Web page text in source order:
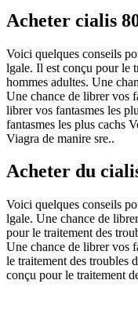
Acheter cialis
Voici quelques conseils
lgale. Il est conçu pour le
hommes adultes. Une
Une chance de librer vos
librer vos fantasmes les
fantasmes les plus cachs
Viagra de manire sre..
Acheter du
Voici quelques conseils
lgale. Une chance de
pour le traitement des
Une chance de librer vos
le traitement des troubles
conçu pour le traitement